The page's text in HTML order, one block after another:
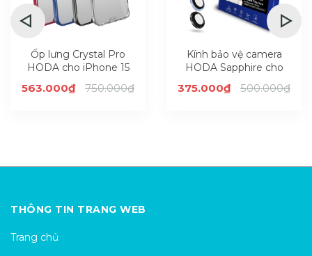
Ốp lưng Crystal Pro
HODA cho iPhone 15
series
563.000₫ 750.000₫
Kính bảo vệ camera
HODA Sapphire cho
iPhone 15 và 15 Plus
375.000₫ 500.000₫
THÔNG TIN TRANG WEB
Trang chủ